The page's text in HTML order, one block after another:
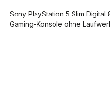
Sony PlayStation 5 Slim
Gaming-Konsole ohne